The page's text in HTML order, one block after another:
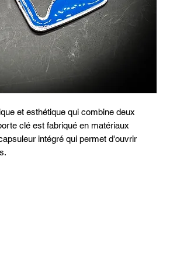
et esthétique qui combine deux
clé est fabriqué en matériaux
intégré qui permet d'ouvrir